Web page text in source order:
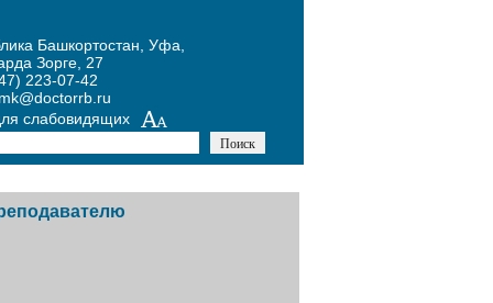
Башкортостан, Уфа,
Зорге, 27
223-07-42
слабовидящих